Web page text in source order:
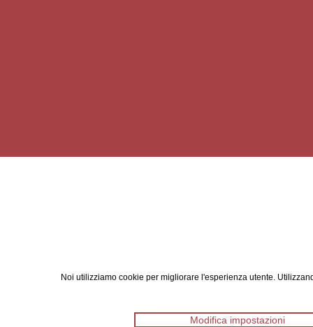
Noi utilizziamo cookie per migliorare l'esperienza utente.
Modifica impostazioni